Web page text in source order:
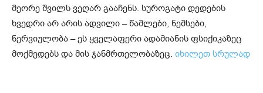
მეორე შვილს ვეღარ გააჩენს. სუროგატი დედების
ხვედრი არ არის ადვილი – წამლები, ნემსები,
ნერვიულობა – ეს ყველაფერი ადამიანის ფსიქიკაზეც
მოქმედებს და მის ჯანმრთელობაზეც. იხილეთ სრულად